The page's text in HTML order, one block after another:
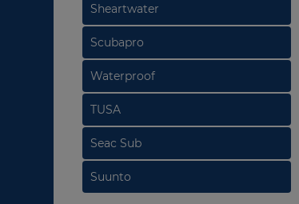
Sheartwater
Scubapro
Waterproof
TUSA
Seac Sub
Suunto